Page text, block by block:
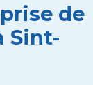
de
Sint-